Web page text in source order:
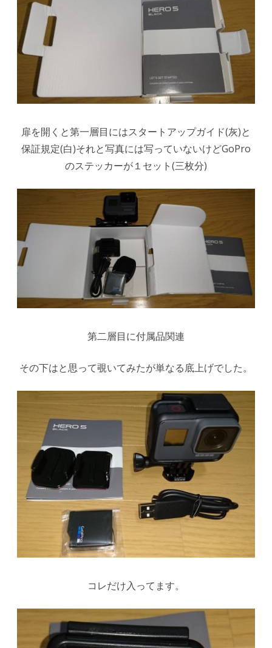
扉を開くと第一層目にはスタートアップガイド(灰)と
保証規定(白)それと写真には写っていないけどGoPro
のステッカーが１セット(三枚分)
第二層目に付属品関連
その下はと思って覗いてみたが単なる底上げでした。
コレだけ入ってます。